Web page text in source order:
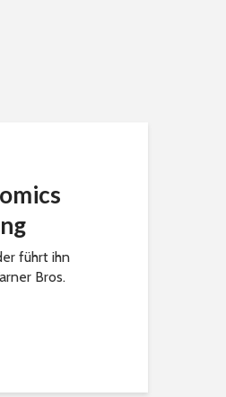
führt ihn
Bros.